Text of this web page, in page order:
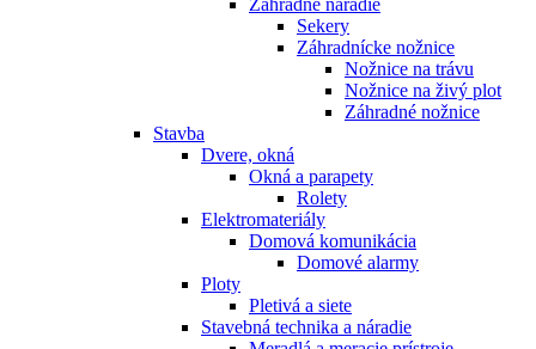
Záhradné náradie
Sekery
Záhradnícke nožnice
Nožnice na trávu
Nožnice na živý plot
Záhradné nožnice
Stavba
Dvere, okná
Okná a parapety
Rolety
Elektromateriály
Domová komunikácia
Domové alarmy
Ploty
Pletivá a siete
Stavebná technika a náradie